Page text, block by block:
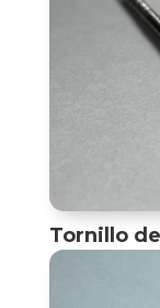
Tornillo